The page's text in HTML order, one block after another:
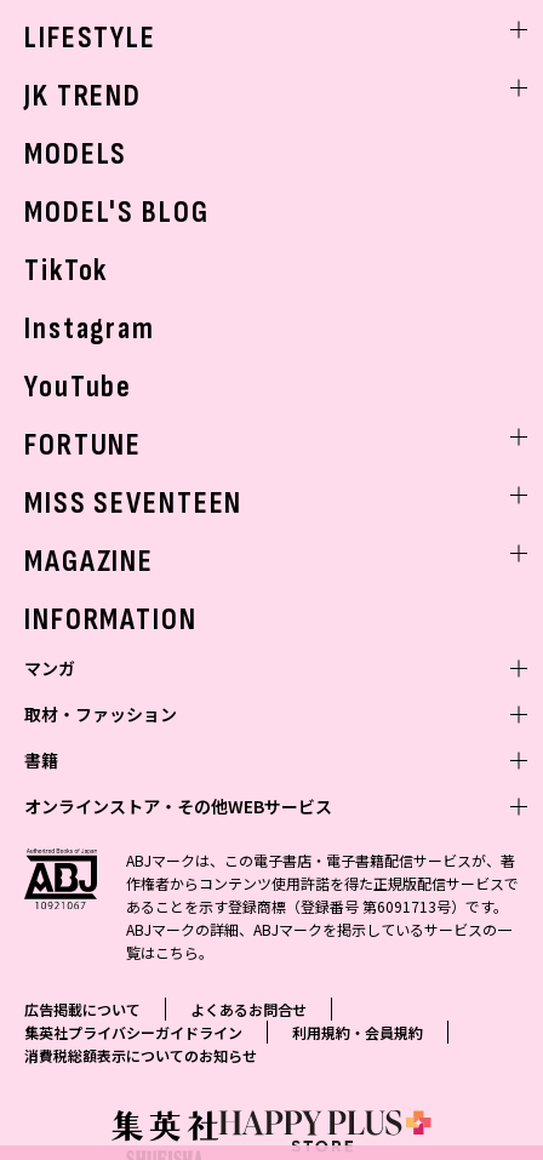
ボディケア
学校ヘアメイク
K-POP
LIFESTYLE
モデルの購入品
JK TREND
MODELS
MODEL'S BLOG
TikTok
Instagram
YouTube
FORTUNE
MISS SEVENTEEN
MAGAZINE
INFORMATION
マンガ
少年マンガ
Vジャンプ
最強ジャンプ
少年ジャンプ+
ジャンプTOON
ジャンプルーキー！
S-MANGA
集英社コミック文庫
青年マンガ
ZEBRACK
S-MANGA
集英社ジャンプリミックス
週刊ヤングジャンプ
ヤングジャンプ定期購読デジタル
となりのヤングジャンプ
少女マンガ
ZEBRACK
S-MANGA
集英社コミック文庫
マーガレット
別冊マーガレット
リマコミ
女性マンガ
ジャンプTOON
集英社コミック文庫
マンガMee公式サイト
リマコミ
Cookie
取材・ファッション
ファッション・美容
BAILA
MAQUIA
eclat
T JAPAN
MEN'S NON-NO
芸能・情報・スポーツ
週プレNEWS
週プレ グラジャパ!
書籍
文芸・文庫・総合
小説すばる
集英社 文芸ステーション
web 集英社文庫
アジア人物史
学芸・ノンフィクション・新書
1日5分で、明日は変わる よみタイ yomitai
集英社学芸部 - 学芸・ノンフィクション
集英社ビジネス書
集英社新書プラス - 知の水先案内人
kotoba
情報・知識＆オピニオン imidas
ライトノベル・ノベライズ
集英社オレンジ文庫
JUMP j-BOOKS
ダッシュエックス文庫公式サイト
集英社Webマガジン コバルト
集英社の児童図書 S-KIDS.LAND
オンラインストア・その他WEBサービス
オンラインストア
OTO
SHUEISHA MANGA-ART HERITAGE
ジャンプキャラクターズストア
HAPPY PLUS STORE
SHUEISHA VOX
LEEマルシェ
eclat premium
その他WEBサービス
集英社アドナビ
集英社エディターズ・ラボ
ABJマークは、この電子書店・電子書籍配信サービスが、著
作権者からコンテンツ使用許諾を得た正規版配信サービスで
あることを示す登録商標（登録番号 第6091713号）です。
ABJマークの詳細、ABJマークを掲示しているサービスの一
覧はこちら。
広告掲載について
よくあるお問合せ
集英社プライバシーガイドライン
利用規約・会員規約
消費税総額表示についてのお知らせ